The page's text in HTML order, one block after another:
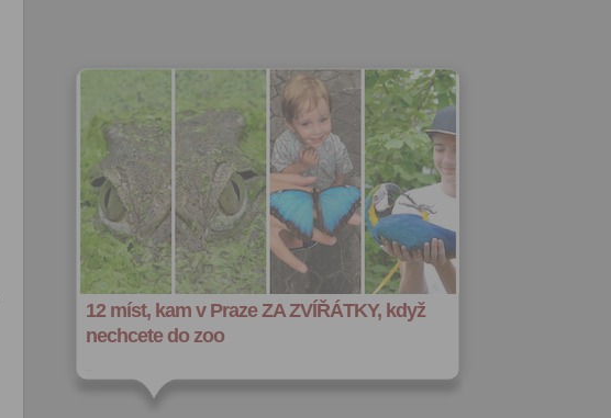
12 míst, kam v Praze ZA ZVÍŘÁTKY, když
nechcete do zoo